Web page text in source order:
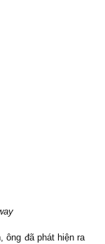
ông đã phát hiện ra